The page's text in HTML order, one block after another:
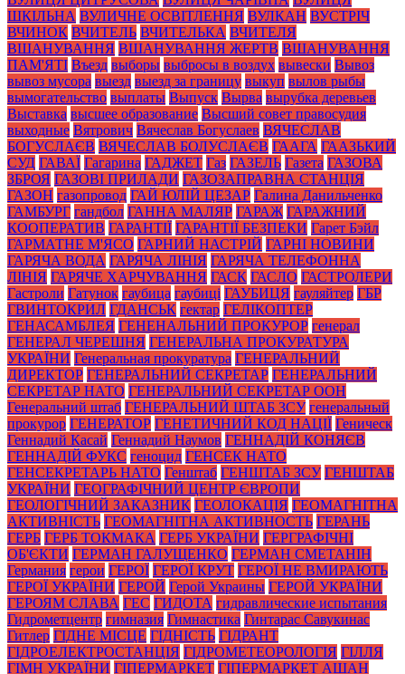
ШКІЛЬНА ВУЛИЧНЕ ОСВІТЛЕННЯ ВУЛКАН ВУСТРІЧ
ВЧИНОК ВЧИТЕЛЬ ВЧИТЕЛЬКА ВЧИТЕЛЯ
ВШАНУВАННЯ ВШАНУВАННЯ ЖЕРТВ ВШАНУВАННЯ
ПАМ'ЯТІ Въезд выборы выбросы в воздух вывески Вывоз
вывоз мусора выезд выезд за границу выкуп вылов рыбы
вымогательство выплаты Выпуск Вырва вырубка деревьев
Выставка высшее образование Высший совет правосудия
выходные Вятрович Вячеслав Богуслаев ВЯЧЕСЛАВ
БОГУСЛАЄВ ВЯЧЕСЛАВ БОЛУСЛАЄВ ГААГА ГААЗЬКИЙ
СУД ГАВАЇ Гагарина ГАДЖЕТ Газ ГАЗЕЛЬ Газета ГАЗОВА
ЗБРОЯ ГАЗОВІ ПРИЛАДИ ГАЗОЗАПРАВНА СТАНЦІЯ
ГАЗОН газопровод ГАЙ ЮЛІЙ ЦЕЗАР Галина Данильченко
ГАМБУРГ гандбол ГАННА МАЛЯР ГАРАЖ ГАРАЖНИЙ
КООПЕРАТИВ ГАРАНТІЇ ГАРАНТІЇ БЕЗПЕКИ Гарет Бэйл
ГАРМАТНЕ М'ЯСО ГАРНИЙ НАСТРІЙ ГАРНІ НОВИНИ
ГАРЯЧА ВОДА ГАРЯЧА ЛІНІЯ ГАРЯЧА ТЕЛЕФОННА
ЛІНІЯ ГАРЯЧЕ ХАРЧУВАННЯ ГАСК ГАСЛО ГАСТРОЛЕРИ
Гастроли Гатунок гаубица гаубиці ГАУБИЦЯ гауляйтер ГБР
ГВИНТОКРИЛ ГДАНСЬК гектар ГЕЛІКОПТЕР
ГЕНАСАМБЛЕЯ ГЕНЕНАЛЬНИЙ ПРОКУРОР генерал
ГЕНЕРАЛ ЧЕРЕШНЯ ГЕНЕРАЛЬНА ПРОКУРАТУРА
УКРАЇНИ Генеральная прокуратура ГЕНЕРАЛЬНИЙ
ДИРЕКТОР ГЕНЕРАЛЬНИЙ СЕКРЕТАР ГЕНЕРАЛЬНИЙ
СЕКРЕТАР НАТО ГЕНЕРАЛЬНИЙ СЕКРЕТАР ООН
Генеральний штаб ГЕНЕРАЛЬНИЙ ШТАБ ЗСУ генеральный
прокурор ГЕНЕРАТОР ГЕНЕТИЧНИЙ КОД НАЦІЇ Геническ
Геннадий Касай Геннадий Наумов ГЕННАДІЙ КОНЯЄВ
ГЕННАДІЙ ФУКС геноцид ГЕНСЕК НАТО
ГЕНСЕКРЕТАРЬ НАТО Генштаб ГЕНШТАБ ЗСУ ГЕНШТАБ
УКРАЇНИ ГЕОГРАФІЧНИЙ ЦЕНТР ЄВРОПИ
ГЕОЛОГІЧНИЙ ЗАКАЗНИК ГЕОЛОКАЦІЯ ГЕОМАГНІТНА
АКТИВНІСТЬ ГЕОМАГНІТНА АКТИВНОСТЬ ГЕРАНЬ
ГЕРБ ГЕРБ ТОКМАКА ГЕРБ УКРАЇНИ ГЕРГРАФІЧНІ
ОБ'ЄКТИ ГЕРМАН ГАЛУЩЕНКО ГЕРМАН СМЕТАНІН
Германия герои ГЕРОЇ ГЕРОЇ КРУТ ГЕРОЇ НЕ ВМИРАЮТЬ
ГЕРОЇ УКРАЇНИ ГЕРОЙ Герой Украины ГЕРОЙ УКРАЇНИ
ГЕРОЯМ СЛАВА ГЕС ГИДОТА гидравлические испытания
Гидрометцентр гимназия Гимнастика Гинтарас Савукинас
Гитлер ГІДНЕ МІСЦЕ ГІДНІСТЬ ГІДРАНТ
ГІДРОЕЛЕКТРОСТАНЦІЯ ГІДРОМЕТЕОРОЛОГІЯ ГІЛЛЯ
ГІМН УКРАЇНИ ГІПЕРМАРКЕТ ГІПЕРМАРКЕТ АШАН